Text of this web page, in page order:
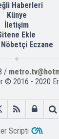
Haberleri
Künye
İletişim
Ekle
Eczane
/
© 2016 - 2020
Scripti